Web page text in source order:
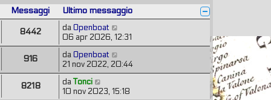
g
g
o
t
i
m
o
m
e
s
s
g
Messaggi Ultimo messaggio
8442 daOpenboat
e
d
u
l
i
06 apr 2026, 12:31
916 daOpenboat
e
d
u
21 nov 2022, 20:44
8218 daTonci
e
10 nov 2023, 15:18